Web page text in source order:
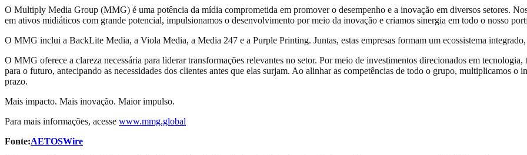
O Multiply Media Group (MMG) é uma potência da mídia comprometida em promover o desempenho e a inovação em diversos setores.
em ativos midiáticos com grande potencial, impulsionamos o desenvolvimento por meio da inovação e criamos sinergia em todo o nosso
O MMG inclui a BackLite Media, a Viola Media, a Media 247 e a Purple Printing. Juntas, estas empresas formam um ecossistema
O MMG oferece a clareza necessária para liderar transformações relevantes no setor. Por meio de investimentos direcionados em
para o futuro, antecipando as necessidades dos clientes antes que elas surjam. Ao alinhar as competências de todo o grupo, multiplicamos o
prazo.
Mais impacto. Mais inovação. Maior impulso.
Para mais informações, acesse www.mmg.global
Fonte:AETOSWire